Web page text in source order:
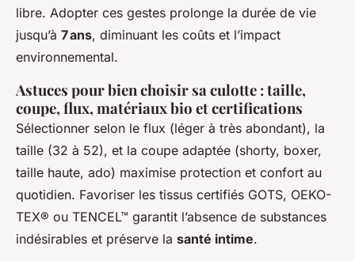
libre. Adopter ces gestes prolonge la durée de vie
jusqu’à 7 ans, diminuant les coûts et l’impact
environnemental.
Astuces pour bien choisir sa culotte : taille,
coupe, flux, matériaux bio et certifications
Sélectionner selon le flux (léger à très abondant), la
taille (32 à 52), et la coupe adaptée (shorty, boxer,
taille haute, ado) maximise protection et confort au
quotidien. Favoriser les tissus certifiés GOTS, OEKO-
TEX® ou TENCEL™ garantit l’absence de substances
indésirables et préserve la santé intime.